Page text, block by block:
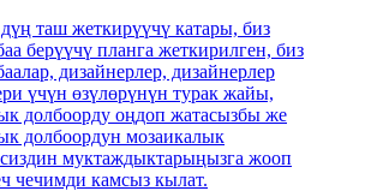
таш жеткирүүчү катары, биз
берүүчү планга жеткирилген, биз
дизайнерлер, дизайнерлер
үчүн өзүлөрүнүн турак жайы,
долбоорду оңдоп жатасызбы же
долбоордун мозаикалык
муктаждыктарыңызга жооп
чечимди камсыз кылат.